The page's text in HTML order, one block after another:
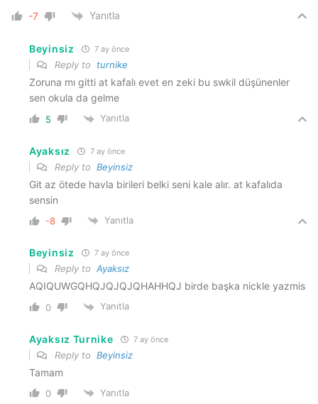
-7 Yanıtla
Beyinsiz 7 ay önce
Reply to turnike
Zoruna mı gitti at kafalı evet en zeki bu swkil düşünenler
sen okula da gelme
5 Yanıtla
Ayaksız 7 ay önce
Reply to Beyinsiz
Git az ötede havla birileri belki seni kale alır. at kafalıda
sensin
-8 Yanıtla
Beyinsiz 7 ay önce
Reply to Ayaksız
AQIQUWGQHQJQJQJQHAHHQJ birde başka nickle yazmis
0 Yanıtla
Ayaksız Turnike 7 ay önce
Reply to Beyinsiz
Tamam
0 Yanıtla